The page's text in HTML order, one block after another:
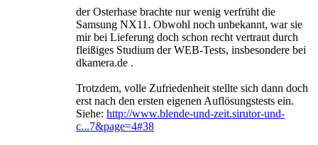
der Osterhase brachte nur wenig verfrüht die
Samsung NX11. Obwohl noch unbekannt, war sie
mir bei Lieferung doch schon recht vertraut durch
fleißiges Studium der WEB-Tests, insbesondere bei
dkamera.de .
Trotzdem, volle Zufriedenheit stellte sich dann doch
erst nach den ersten eigenen Auflösungstests ein.
Siehe: http://www.blende-und-zeit.sirutor-und-
c...7&page=4#38